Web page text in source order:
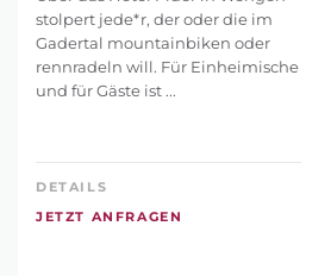
stolpert jede*r, der oder die im
Gadertal mountainbiken oder
rennradeln will. Für Einheimische
und für Gäste ist ...
DETAILS
JETZT ANFRAGEN